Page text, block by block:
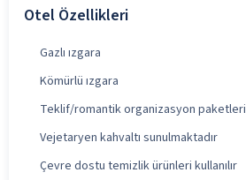
Otel Özellikleri
Gazlı ızgara
Kömürlü ızgara
Teklif/romantik organizasyon paketleri
Vejetaryen kahvaltı sunulmaktadır
Çevre dostu temizlik ürünleri kullanılır